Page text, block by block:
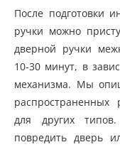
После подготовки
ручки можно
дверной ручки
10-30 минут, в
механизма. Мы
для других
повредить дверь